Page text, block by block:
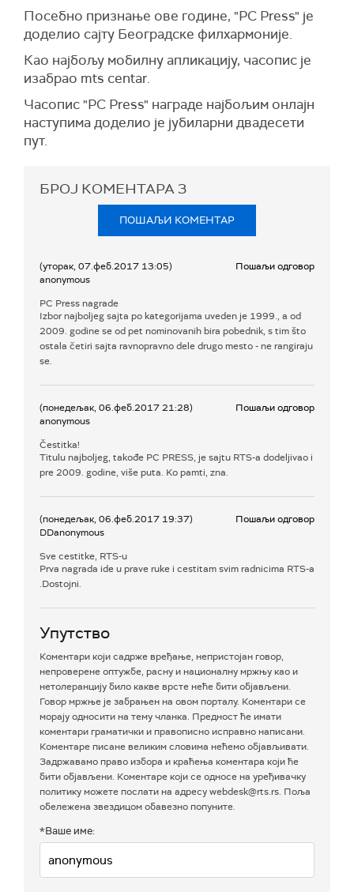
Посебно признање ове године, "PC Press" је
доделио сајту Београдске филхармоније.
Као најбољу мобилну апликацију, часопис је
изабрао mts centar.
Часопис "PC Press" награде најбољим онлајн
наступима доделио је јубиларни двадесети
пут.
БРОЈ КОМЕНТАРА 3
ПОШАЉИ КОМЕНТАР
(уторак, 07.феб.2017 13:05)
anonymous
Пошаљи одговор
PC Press nagrade
Izbor najboljeg sajta po kategorijama uveden je 1999., a od
2009. godine se od pet nominovanih bira pobednik, s tim što
ostala četiri sajta ravnopravno dele drugo mesto - ne rangiraju
se.
(понедељак, 06.феб.2017 21:28)
anonymous
Пошаљи одговор
Čestitka!
Titulu najboljeg, takođe PC PRESS, je sajtu RTS-a dodeljivao i
pre 2009. godine, više puta. Ko pamti, zna.
(понедељак, 06.феб.2017 19:37)
DDanonymous
Пошаљи одговор
Sve cestitke, RTS-u
Prva nagrada ide u prave ruke i cestitam svim radnicima RTS-a
.Dostojni.
Упутство
Коментари који садрже вређање, непристојан говор,
непроверене оптужбе, расну и националну мржњу као и
нетолеранцију било какве врсте неће бити објављени.
Говор мржње је забрањен на овом порталу. Коментари се
морају односити на тему чланка. Предност ће имати
коментари граматички и правописно исправно написани.
Коментаре писане великим словима нећемо објављивати.
Задржавамо право избора и краћења коментара који ће
бити објављени. Коментаре који се односе на уређивачку
политику можете послати на адресу webdesk@rts.rs. Поља
обележена звездицом обавезно попуните.
*Ваше име: